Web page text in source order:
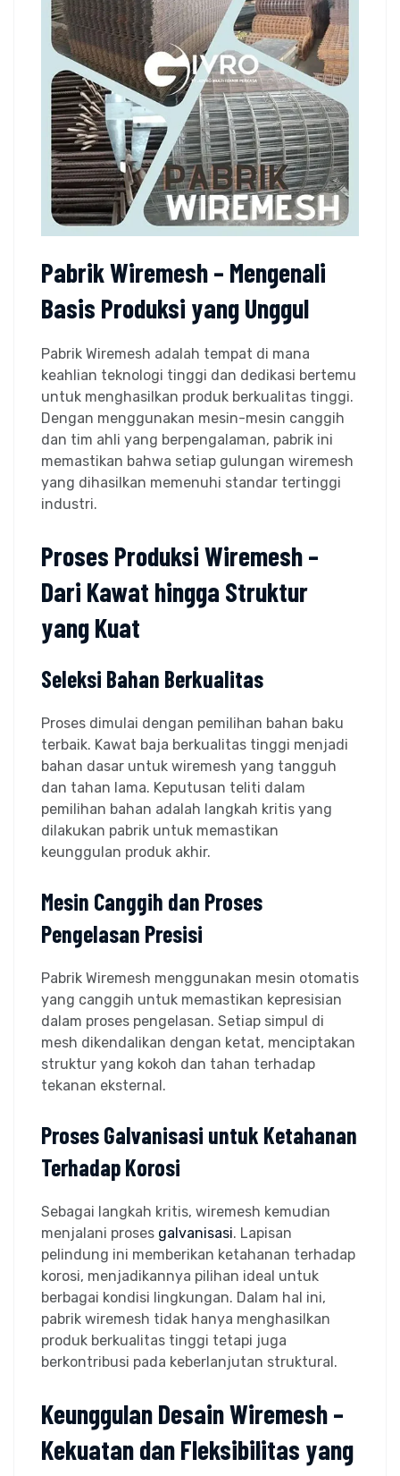
Pabrik Wiremesh – Mengenali
Basis Produksi yang Unggul
Pabrik Wiremesh adalah tempat di mana
keahlian teknologi tinggi dan dedikasi bertemu
untuk menghasilkan produk berkualitas tinggi.
Dengan menggunakan mesin-mesin canggih
dan tim ahli yang berpengalaman, pabrik ini
memastikan bahwa setiap gulungan wiremesh
yang dihasilkan memenuhi standar tertinggi
industri.
Proses Produksi Wiremesh –
Dari Kawat hingga Struktur
yang Kuat
Seleksi Bahan Berkualitas
Proses dimulai dengan pemilihan bahan baku
terbaik. Kawat baja berkualitas tinggi menjadi
bahan dasar untuk wiremesh yang tangguh
dan tahan lama. Keputusan teliti dalam
pemilihan bahan adalah langkah kritis yang
dilakukan pabrik untuk memastikan
keunggulan produk akhir.
Mesin Canggih dan Proses
Pengelasan Presisi
Pabrik Wiremesh menggunakan mesin otomatis
yang canggih untuk memastikan kepresisian
dalam proses pengelasan. Setiap simpul di
mesh dikendalikan dengan ketat, menciptakan
struktur yang kokoh dan tahan terhadap
tekanan eksternal.
Proses Galvanisasi untuk Ketahanan
Terhadap Korosi
Sebagai langkah kritis, wiremesh kemudian
menjalani proses galvanisasi. Lapisan
pelindung ini memberikan ketahanan terhadap
korosi, menjadikannya pilihan ideal untuk
berbagai kondisi lingkungan. Dalam hal ini,
pabrik wiremesh tidak hanya menghasilkan
produk berkualitas tinggi tetapi juga
berkontribusi pada keberlanjutan struktural.
Keunggulan Desain Wiremesh –
Kekuatan dan Fleksibilitas yang